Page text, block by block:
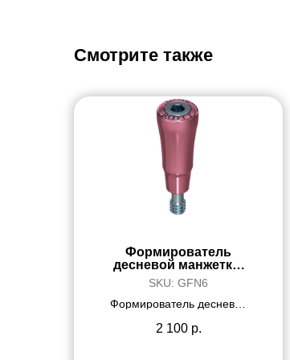
Смотрите также
Формирователь
десневой манжетки,
узкий
SKU: GFN6
Формирователь десневой
мм, материал Ti6Al4V
2 100 р.